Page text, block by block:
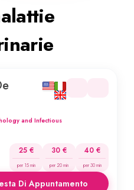
and Infectious
25 €
per 15 min
30 €
per 20 min
40 €
per 30 min
Di Appuntamento